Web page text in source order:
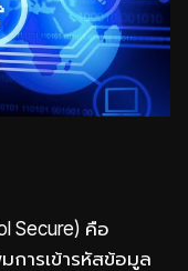
Secure) คือ
การเข้ารหัสข้อมูล